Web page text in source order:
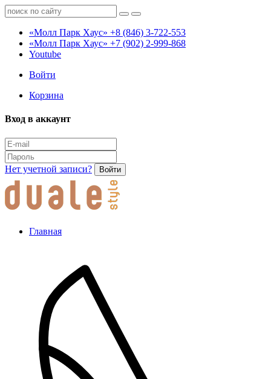
«Молл Парк Хаус» +8 (846) 3-722-553
«Молл Парк Хаус» +7 (902) 2-999-868
Youtube
Войти
Корзина
Вход в аккаунт
Нет учетной записи? Войти
Главная